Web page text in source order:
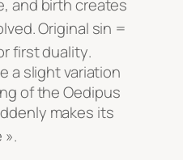
and birth creates
. Original sin =
first duality.
a slight variation
of the Oedipus
makes its
».